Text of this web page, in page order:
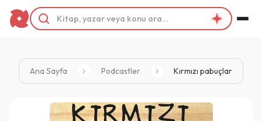
Ana Sayfa Podcastler Kırmızı pabuçlar